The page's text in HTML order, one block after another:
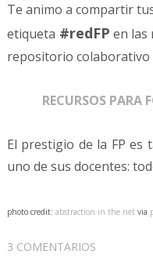
Te animo a compartir
etiqueta #redFP en las
repositorio colaborativo
RECURSOS PARA
El prestigio de la FP es
uno de sus docentes:
photo credit: abstraction in the netvia
3 COMENTARIOS